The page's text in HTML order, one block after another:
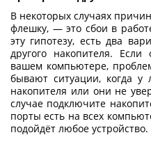
В некоторых случаях
флешку, — это сбои в
эту гипотезу, есть два
другого накопителя.
вашем компьютере,
бывают ситуации, когда у
накопителя или они не
случае подключите
порты есть на всех
подойдёт любое устройство.